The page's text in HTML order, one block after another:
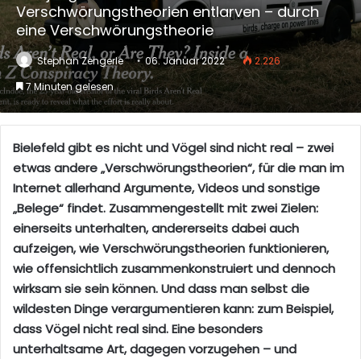
Verschwörungstheorien entlarven – durch
eine Verschwörungstheorie
Stephan Zengerle 06. Januar 2022
2.226
7 Minuten gelesen
Bielefeld gibt es nicht und Vögel sind nicht real – zwei
etwas andere „Verschwörungstheorien“, für die man im
Internet allerhand Argumente, Videos und sonstige
„Belege“ findet. Zusammengestelltmit zwei Zielen:
einerseits unterhalten, andererseits dabei auch
aufzeigen, wie Verschwörungstheorien funktionieren,
wie offensichtlich zusammenkonstruiert und dennoch
wirksam sie sein können. Und dass man selbst die
wildesten Dinge verargumentieren kann: zum Beispiel,
dass Vögel nicht real sind. Eine besonders
unterhaltsame Art, dagegen vorzugehen – und